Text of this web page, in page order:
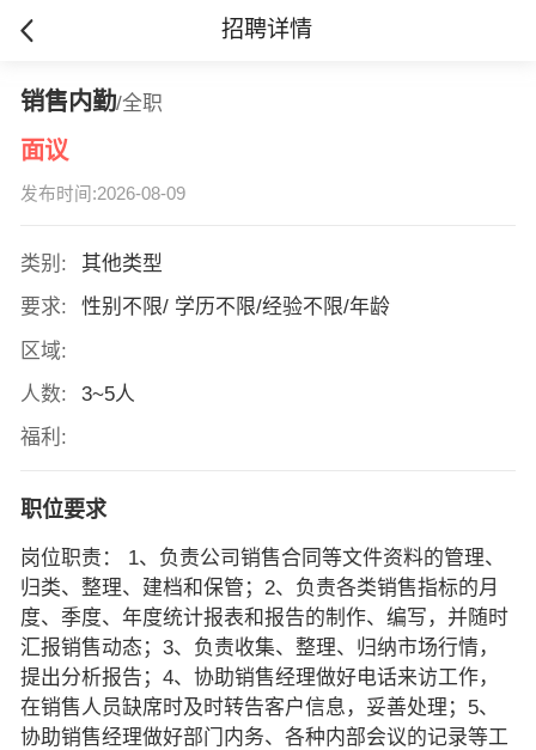
招聘详情
销售内勤/全职
面议
发布时间:2026-08-09
类别:
其他类型
要求:
性别不限/ 学历不限/经验不限/年龄
区域:
人数:
3~5人
福利:
职位要求
岗位职责： 1、负责公司销售合同等文件资料的管理、
归类、整理、建档和保管；2、负责各类销售指标的月
度、季度、年度统计报表和报告的制作、编写，并随时
汇报销售动态；3、负责收集、整理、归纳市场行情，
提出分析报告；4、协助销售经理做好电话来访工作，
在销售人员缺席时及时转告客户信息，妥善处理；5、
协助销售经理做好部门内务、各种内部会议的记录等工